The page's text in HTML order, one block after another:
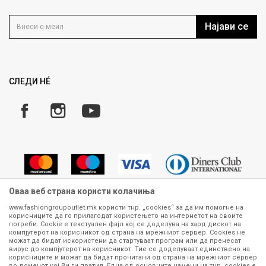
Кариера
Како да купите
Замена и рефундација на производи
Плаќање
Најави се
СЛЕДИ НÉ
Сите информации околу производите кои се изложени на нашата
онлајн продавница се стремиме да бидат конкретни, точни и прецизни,
меѓутоа не можеме да гарантираме дека се без ниту една грешка или
пак дека сите производи во моментот се достапни на залиха.
Фотографиите се најверодостојниот приказ на производот. Доколку
Оваа веб страна користи колачиња
www.fashiongroupoutlet.mk користи тнр. „cookies“ за да им помогне на
корисниците да го прилагодат користењето на интернетот на своите
потреби. Cookie е текстуален фајл кој се доделува на хард дискот на
компјутерот на корисникот од страна на мрежниот сервер. Cookies не
можат да бидат искористени да стартуваат програм или да пренесат
вирус до компјутерот на корисникот. Тие се доделуваат единствено на
корисниците и можат да бидат прочитани од страна на мрежниот сервер